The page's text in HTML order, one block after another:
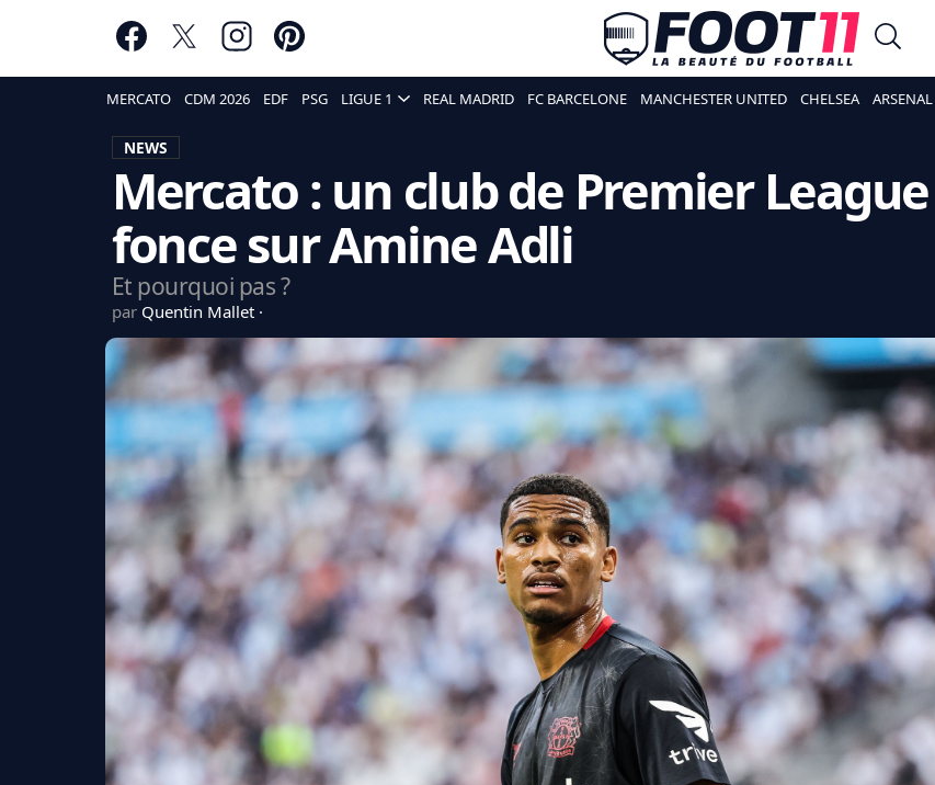
MERCATO CDM 2026 EDF PSG LIGUE 1 REAL MADRID FC BARCELONE MANCHESTER UNITED CHELSEA ARSENAL
NEWS
Mercato : un club de Premier League
fonce sur Amine Adli
Et pourquoi pas ?
par Quentin Mallet